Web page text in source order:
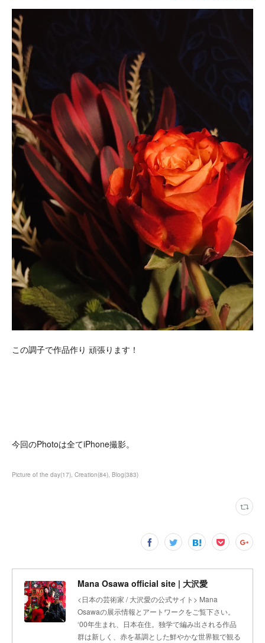
この調子で作品作り 頑張ります！
今回のPhotoは全てiPhone撮影。
Picture of the day(17) Creation(84) Blog(383)
Mana Osawa official site | 大沢愛
<日本の芸術家 / 大沢愛の公式サイト> Mana
Osawaの展示情報とアートワークをご覧下さい。
‘00年生まれ、日本在住。独学で編み出される作品
群は新しく、赤を基調とした鮮やかな世界観で観る